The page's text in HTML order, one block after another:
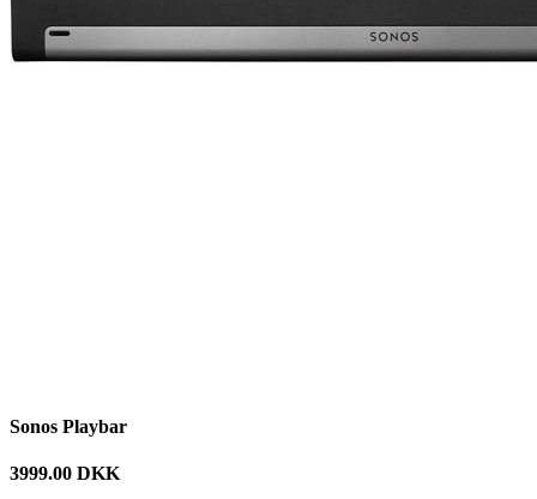
Sonos Playbar
3999.00 DKK